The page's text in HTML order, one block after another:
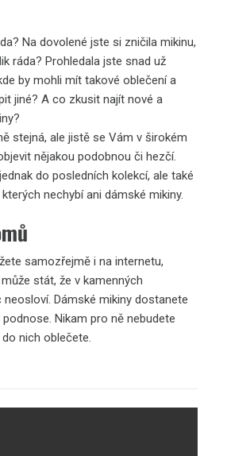
Na dovolené jste si zničila mikinu,
ráda? Prohledala jste snad už
by mohli mít takové oblečení a
jiné? A co zkusit najít nové a
stejná, ale jistě se Vám v širokém
nějakou podobnou či hezčí.
do posledních kolekcí, ale také
nechybí anidámské mikiny.
samozřejmě i na internetu,
stát, že v kamenných
Dámské mikiny dostanete
Nikam pro ně nebudete
nich oblečete.